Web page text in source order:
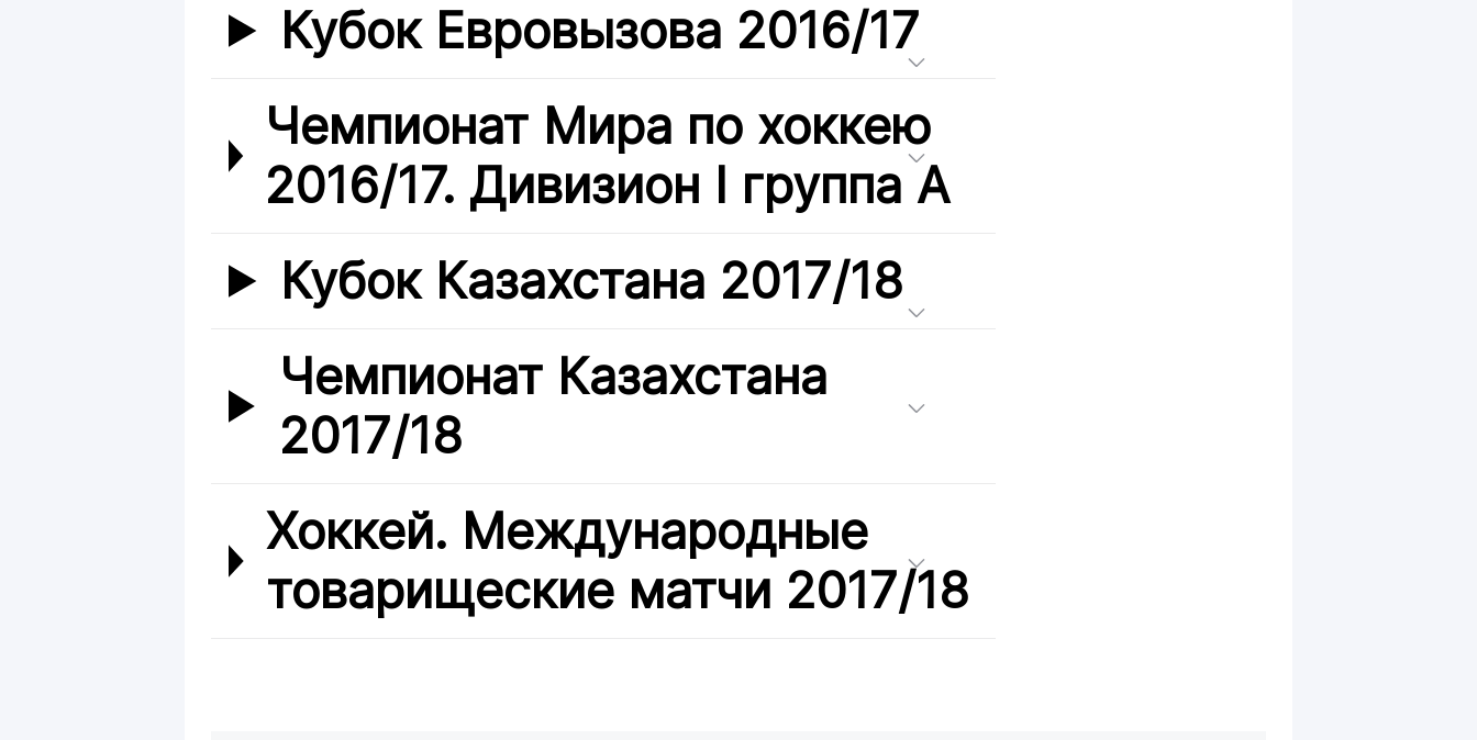
Кубок Евровызова 2016/17
Чемпионат Мира по хоккею
2016/17. Дивизион I группа А
Кубок Казахстана 2017/18
Чемпионат Казахстана
2017/18
Хоккей. Международные
товарищеские матчи 2017/18